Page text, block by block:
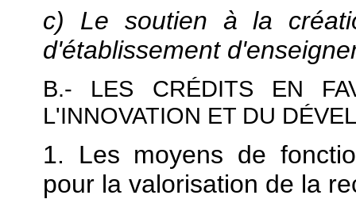
c) Le soutien à la
d'établissement
B.- LES CRÉDITS EN
L'INNOVATION ET DU
1. Les moyens de
pour la valorisation de la